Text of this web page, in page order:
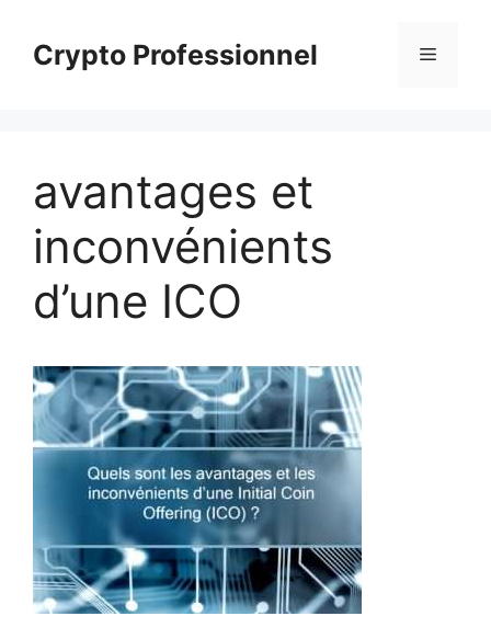
contenuCrypto Professionnel Menu
avantages et
inconvénients
d’une ICO